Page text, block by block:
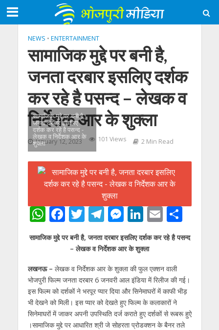
NEWS • ENTERTAINMENT
सामाजिक मुद्दे पर बनी है,
जनता दरबार इसलिए दर्शक
कर रहे है पसन्द – लेखक व
निर्देशक आर के शुक्ला
January 12, 2023 101 Views 2 Min Read
सामाजिक मुद्दे पर बनी है,
जनता दरबार इसलिए
दर्शक कर रहे है पसन्द -
लेखक व निर्देशक आर के
शुक्ला
W
h
at
s
A
p
p
F
ac
e
o
o
k
T
w
itt
er
T
el
e
gr
a
m
M
e
ss
n
g
er
Li
n
k
dI
n
E
m
ai
S
h
ar
सामाजिक मुद्दे पर बनी है, जनता दरबार इसलिए दर्शक कर रहे है पसन्द
– लेखक व निर्देशक आर के शुक्ला
लखनऊ – लेखक व निर्देशक आर के शुक्ला की फुल एक्शन वाली
भोजपुरी फिल्म जनता दरबार 6 जनवरी आल इंडिया में रिलीज की गई।
इस फिल्म को दर्शकों ने भरपूर प्यार दिया और सिनेमाघरों में काफी भीड़
भी देखने को मिली। इस प्यार को देखते हुए फिल्म के कलाकारों ने
सिनेमाघरों में जाकर अपनी उपस्थिति दर्ज कराते हुए दर्शकों से रूबरू हुऐ
।सामाजिक मुद्दे पर आधारित श्री जे सोहरता प्रोडक्शन के बैनर तले